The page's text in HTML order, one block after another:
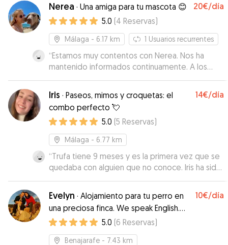
Nerea · Una amiga para tu mascota 😊 20€/día
5.0 (4 Reservas)
Málaga - 6.17 km 1 Usuarios recurrentes
“Estamos muy contentos con Nerea. Nos ha
mantenido informados continuamente. A los
perros se les veía contentos, tanto en casa
como en los paseos. Sin duda repetiremos ”
Iris · Paseos, mimos y croquetas: el
combo perfecto 💘
14€/día
5.0 (5 Reservas)
Málaga - 6.77 km
“Trufa tiene 9 meses y es la primera vez que se
quedaba con alguien que no conoce. Iris ha sido
súper atenta y paciente con Trufa,
mandándonos vídeos y fotos en todo momento
para que estuviésemos tranquilos. Trufa no se
suele fiar mucho de la gente y ha terminado
ganándose su confianza y dejándose acariciar.
Muy recomendable, repetiremos seguro
Evelyn · Alojamiento para tu perro en
una preciosa finca. We speak English.
Wir sprechen Deutsch.
10€/día
5.0 (6 Reservas)
Benajarafe - 7.43 km